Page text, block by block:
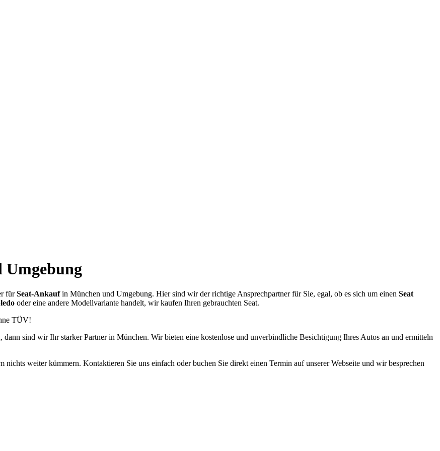
fürSeat-Ankaufin München und Umgebung. Hier sind wir der richtige Ansprechpartner für Sie, egal, ob es sich um einen Seat
oder eine andere Modellvariante handelt, wir kaufen Ihren gebrauchten Seat.
TÜV!
sind wir Ihr starker Partner in München. Wir bieten eine kostenlose und unverbindliche Besichtigung Ihres Autos an und ermitteln
weiter kümmern. Kontaktieren Sie uns einfach oder buchen Sie direkt einen Termin auf unserer Webseite und wir besprechen